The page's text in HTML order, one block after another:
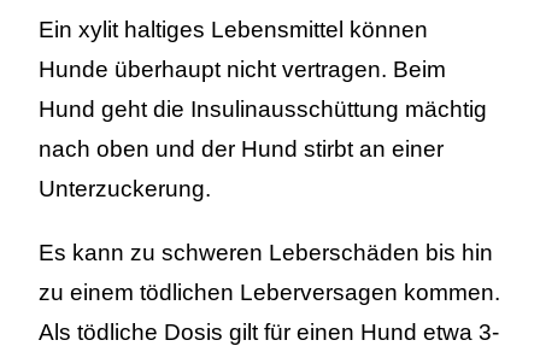
Ein xylit haltiges Lebensmittel können
Hunde überhaupt nicht vertragen. Beim
Hund geht die Insulinausschüttung mächtig
nach oben und der Hund stirbt an einer
Unterzuckerung.
Es kann zu schweren Leberschäden bis hin
zu einem tödlichen Leberversagen kommen.
Als tödliche Dosis gilt für einen Hund etwa 3-